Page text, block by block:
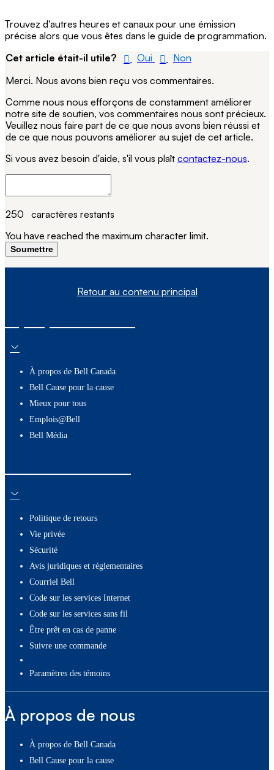
Trouvez d'autres heures et canaux pour une émission
précise alors que vous êtes dans le guide de programmation.
Cet article était-il utile?
Oui
Non
Merci. Nous avons bien reçu vos commentaires.
Comme nous nous efforçons de constamment améliorer
notre site de soutien, vos commentaires nous sont précieux.
Veuillez nous faire part de ce que nous avons bien réussi et
de ce que nous pouvons améliorer au sujet de cet article.
Si vous avez besoin d'aide, s'il vous plaît contactez-nous.
250 caractères restants
You have reached the maximum character limit.
Soumettre
Retour au contenu principal
À propos de Bell Canada
Bell Cause pour la cause
Mieux pour tous
Emplois@Bell
Bell Média
Politique de retours
Vie privée
Sécurité
Avis juridiques et réglementaires
Courriel Bell
Code sur les services Internet
Code sur les services sans fil
Être prêt en cas de panne
Suivre une commande
paramètres des témoins
À propos de nous
À propos de Bell Canada
Bell Cause pour la cause